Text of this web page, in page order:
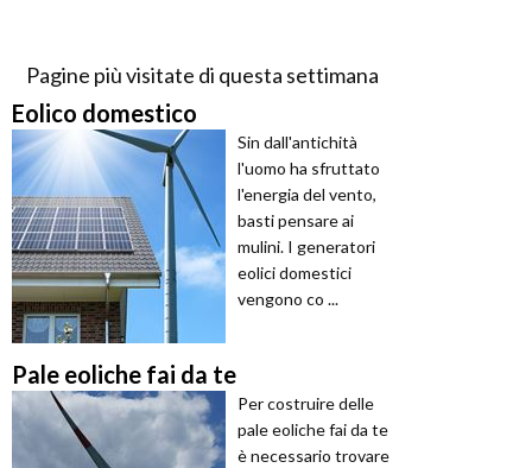
Pagine più visitate di questa settimana
Eolico domestico
Sin dall'antichità
l'uomo ha sfruttato
l'energia del vento,
basti pensare ai
mulini. I generatori
eolici domestici
vengono co ...
Pale eoliche fai da te
Per costruire delle
pale eoliche fai da te
è necessario trovare